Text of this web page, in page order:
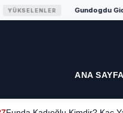
Gundogdu Gida Sut
ANA SAYFA